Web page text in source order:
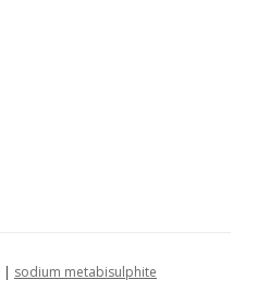
| sodium metabisulphite